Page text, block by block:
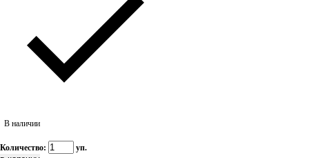
В наличии
Количество: уп.